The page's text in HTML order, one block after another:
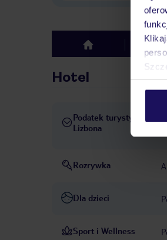
top
Hotel
Podatek turystyczny
Lizbona
Rozrywka
Dla dzieci
Sport i Wellness